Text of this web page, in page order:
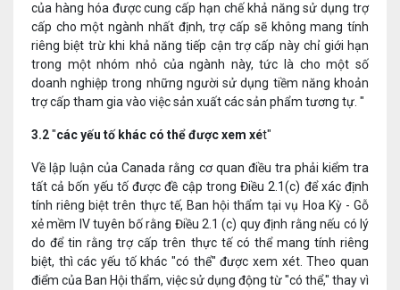
của hàng hóa được cung cấp hạn chế khả năng sử dụng trợ
cấp cho một ngành nhất định, trợ cấp sẽ không mang tính
riêng biệt trừ khi khả năng tiếp cận trợ cấp này chỉ giới hạn
trong một nhóm nhỏ của ngành này, tức là cho một số
doanh nghiệp trong những người sử dụng tiềm năng khoản
trợ cấp tham gia vào việc sản xuất các sản phẩm tương tự. "
3.2"các yếu tố khác có thể được xem xét"
Về lập luận của Canada rằng cơ quan điều tra phải kiểm tra
tất cả bốn yếu tố được đề cập trong Điều 2.1(c) để xác định
tính riêng biệt trên thực tế, Ban hội thẩm tại vụ Hoa Kỳ - Gỗ
xẻ mềm IV tuyên bố rằng Điều 2.1 (c) quy định rằng nếu có lý
do để tin rằng trợ cấp trên thực tế có thể mang tính riêng
biệt, thì các yếu tố khác "có thể" được xem xét. Theo quan
điểm của Ban Hội thẩm, việc sử dụng động từ "có thể," thay vì